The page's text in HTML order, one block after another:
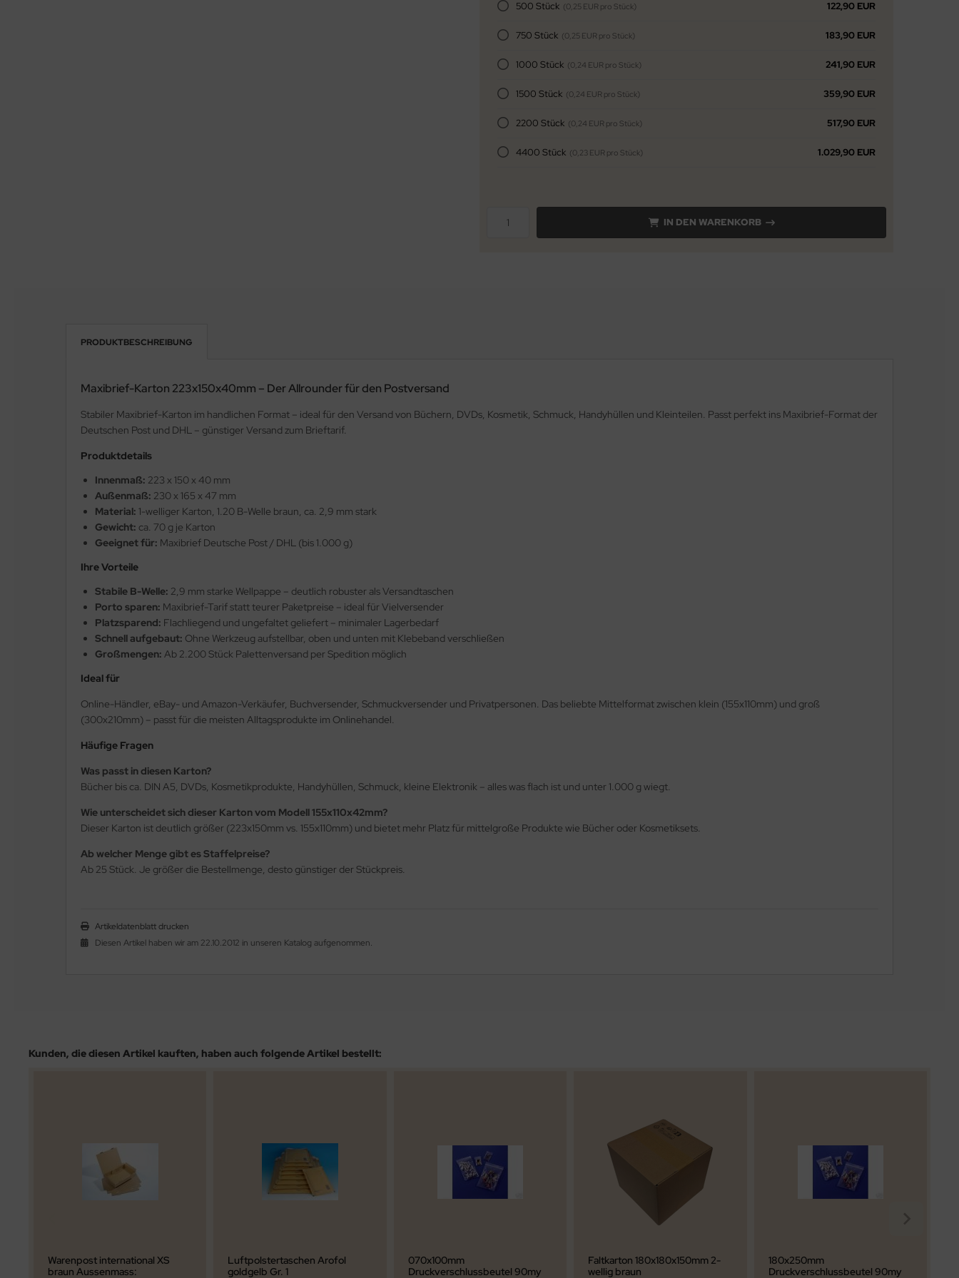
500 Stück (0,25 EUR pro Stück) 122,90 EUR
750 Stück (0,25 EUR pro Stück) 183,90 EUR
1000 Stück (0,24 EUR pro Stück) 241,90 EUR
1500 Stück (0,24 EUR pro Stück) 359,90 EUR
2200 Stück (0,24 EUR pro Stück) 517,90 EUR
4400 Stück (0,23 EUR pro Stück) 1.029,90 EUR
IN DEN WARENKORB
PRODUKTBESCHREIBUNG
Maxibrief-Karton 223x150x40mm – Der Allrounder für den Postversand
Stabiler Maxibrief-Karton im handlichen Format – ideal für den Versand von Büchern, DVDs, Kosmetik, Schmuck, Handyhüllen und Kleinteilen. Passt perfekt ins Maxibrief-Format der
Deutschen Post und DHL – günstiger Versand zum Brieftarif.
Produktdetails
Innenmaß: 223 x 150 x 40 mm
Außenmaß: 230 x 165 x 47 mm
Material: 1-welliger Karton, 1.20 B-Welle braun, ca. 2,9 mm stark
Gewicht: ca. 70 g je Karton
Geeignet für: Maxibrief Deutsche Post / DHL (bis 1.000 g)
Ihre Vorteile
Stabile B-Welle: 2,9 mm starke Wellpappe – deutlich robuster als Versandtaschen
Porto sparen: Maxibrief-Tarif statt teurer Paketpreise – ideal für Vielversender
Platzsparend: Flachliegend und ungefaltet geliefert – minimaler Lagerbedarf
Schnell aufgebaut: Ohne Werkzeug aufstellbar, oben und unten mit Klebeband verschließen
Großmengen: Ab 2.200 Stück Palettenversand per Spedition möglich
Ideal für
Online-Händler, eBay- und Amazon-Verkäufer, Buchversender, Schmuckversender und Privatpersonen. Das beliebte Mittelformat zwischen klein (155x110mm) und groß
(300x210mm) – passt für die meisten Alltagsprodukte im Onlinehandel.
Häufige Fragen
Was passt in diesen Karton?
Bücher bis ca. DIN A5, DVDs, Kosmetikprodukte, Handyhüllen, Schmuck, kleine Elektronik – alles was flach ist und unter 1.000 g wiegt.
Wie unterscheidet sich dieser Karton vom Modell 155x110x42mm?
Dieser Karton ist deutlich größer (223x150mm vs. 155x110mm) und bietet mehr Platz für mittelgroße Produkte wie Bücher oder Kosmetiksets.
Ab welcher Menge gibt es Staffelpreise?
Ab 25 Stück. Je größer die Bestellmenge, desto günstiger der Stückpreis.
Artikeldatenblatt drucken
Diesen Artikel haben wir am 22.10.2012 in unseren Katalog aufgenommen.
Kunden, die diesen Artikel kauften, haben auch folgende Artikel bestellt:
Warenpost international XS
braun Aussenmass:
Luftpolstertaschen Arofol
goldgelb Gr. 1
070x100mm
Druckverschlussbeutel 90my
Faltkarton 180x180x150mm 2-
wellig braun
180x250mm
Druckverschlussbeutel 90my